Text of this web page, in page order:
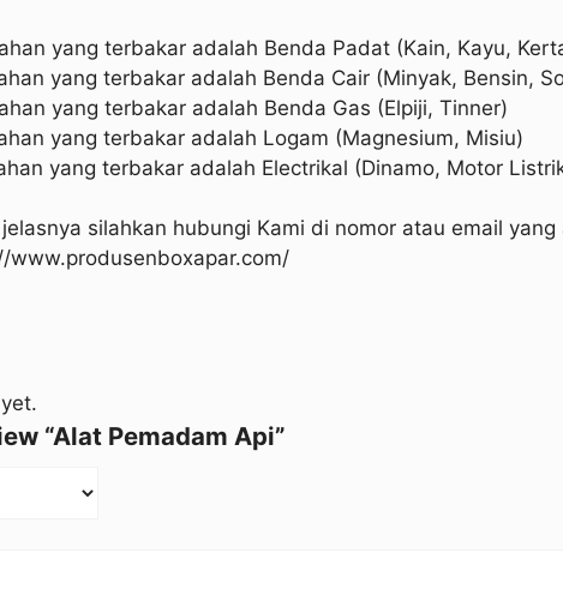
yang terbakar adalah Benda Padat (Kain, Kayu,
yang terbakar adalah Benda Cair (Minyak, Bensin,
yang terbakar adalah Benda Gas (Elpiji, Tinner)
yang terbakar adalah Logam (Magnesium, Misiu)
yang terbakar adalah Electrikal (Dinamo, Motor
silahkan hubungi Kami di nomor atau email
“Alat Pemadam Api”